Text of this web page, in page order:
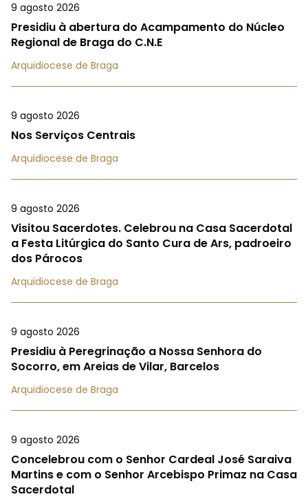
9 agosto 2026
Presidiu à abertura do Acampamento do Núcleo
Regional de Braga do C.N.E
Arquidiocese de Braga
9 agosto 2026
Nos Serviços Centrais
Arquidiocese de Braga
9 agosto 2026
Visitou Sacerdotes. Celebrou na Casa Sacerdotal
a Festa Litúrgica do Santo Cura de Ars, padroeiro
dos Párocos
Arquidiocese de Braga
9 agosto 2026
Presidiu à Peregrinação a Nossa Senhora do
Socorro, em Areias de Vilar, Barcelos
Arquidiocese de Braga
9 agosto 2026
Concelebrou com o Senhor Cardeal José Saraiva
Martins e com o Senhor Arcebispo Primaz na Casa
Sacerdotal